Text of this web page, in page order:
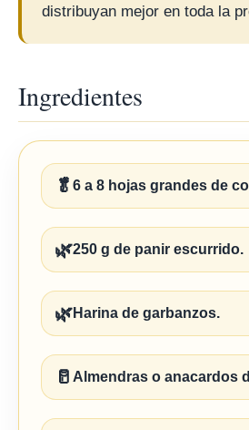
distribuyan mejor en toda la
Ingredientes
🥬 6 a 8 hojas grandes de
🌿250 g de panir escurrido.
🌿Harina de garbanzos.
🥛 Almendras o anacardos